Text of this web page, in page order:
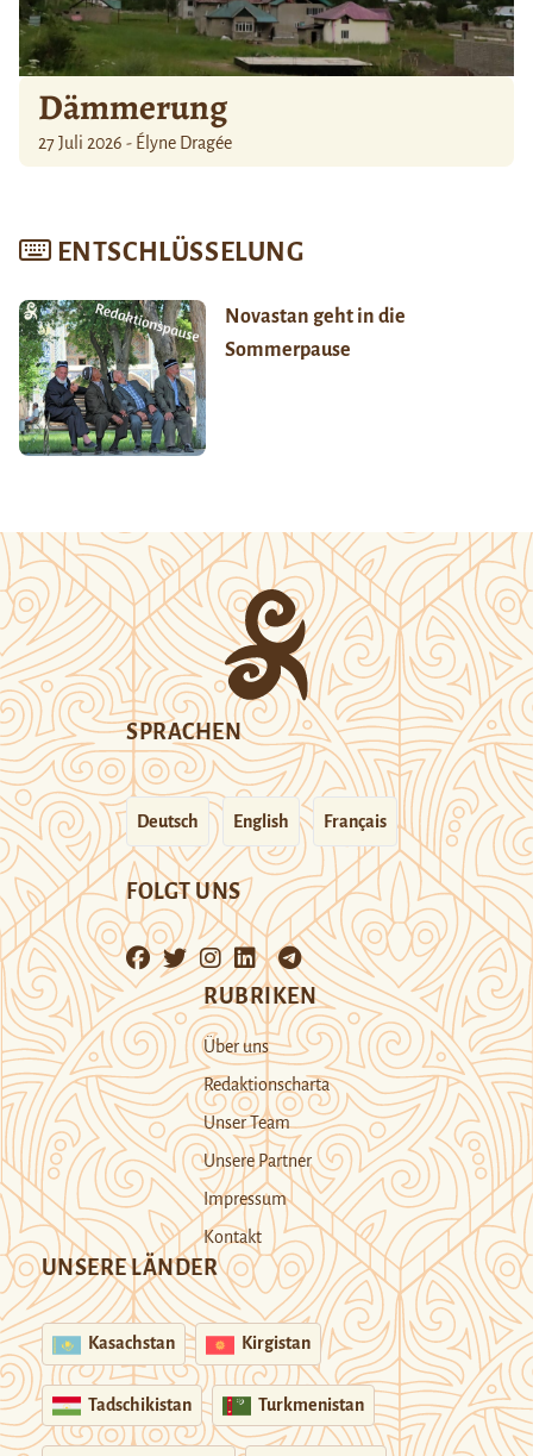
Dämmerung
27 Juli 2026 - Élyne Dragée
ENTSCHLÜSSELUNG
Novastan geht in die
Sommerpause
SPRACHEN
Deutsch English Français
FOLGT UNS
RUBRIKEN
Über uns
Redaktionscharta
Unser Team
Unsere Partner
Impressum
Kontakt
UNSERE LÄNDER
Kasachstan Kirgistan
Tadschikistan Turkmenistan